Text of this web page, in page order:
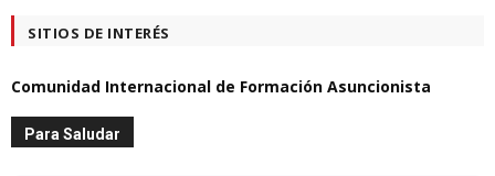
SITIOS DE INTERÉS
Comunidad Internacional de Formación Asuncionista
Para Saludar